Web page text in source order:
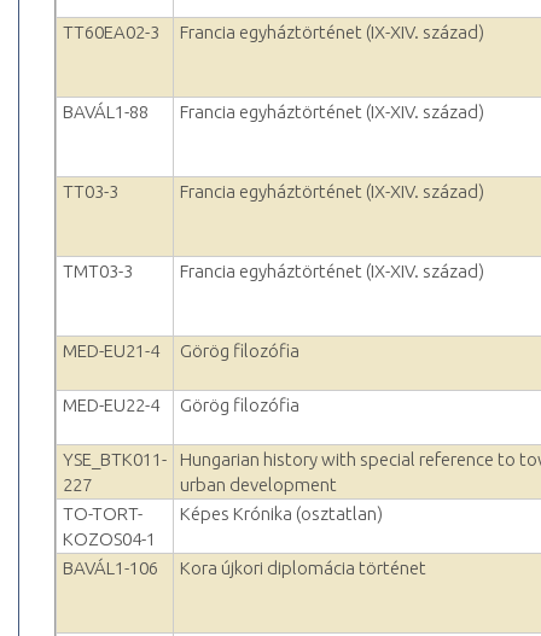
TT60EA02-3 Francia egyháztörténet (IX-XIV. század)
BAVÁL1-88 Francia egyháztörténet (IX-XIV. század)
TT03-3 Francia egyháztörténet (IX-XIV. század)
TMT03-3 Francia egyháztörténet (IX-XIV. század)
MED-EU21-4 Görög filozófia
MED-EU22-4 Görög filozófia
YSE_BTK011-
227
Hungarian history with special reference to
urban development
TO-TORT-
KOZOS04-1
Képes Krónika (osztatlan)
BAVÁL1-106 Kora újkori diplomácia történet